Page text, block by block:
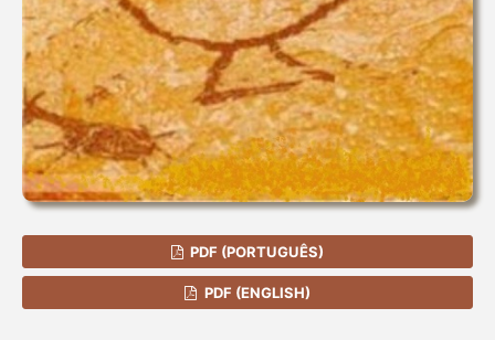
PDF (PORTUGUÊS)
PDF (ENGLISH)